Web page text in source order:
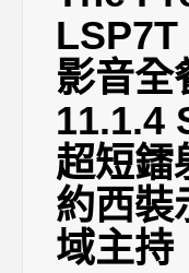
LSP7T
影音全
11.1.4
超短鐳
約西裝
域主持